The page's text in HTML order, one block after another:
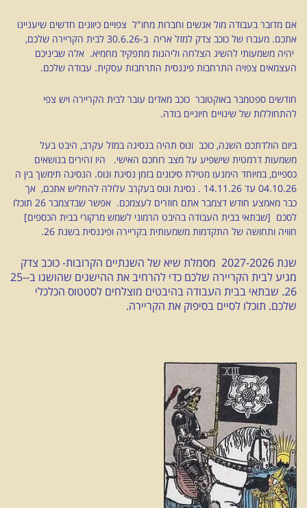
אם מדובר בעבודה מול אנשים וחברות מחו"ל צפויים כיוונים חדשים שיעניינו
אתכם. מעברו של כוכב צדק למזל אריה ב-30.6.26 לבית הקריירה שלכם,
יהיה משמעותי להשיג הצלחה וליהנות מתפקיד מחמיא. אלה שביניכם
העצמאים צפויה התרחבות פיננסית התרחבות עסקית. עבודה שלכם.
חודשים ספטמבר באוקטובר כוכב מאדים עובר לבית הקריירה ויש צפי
להתחוללות של שינויים חיוניים בודה.
ביום הולדתכם השנה, כוכב ונוס תהיה בנסיגה במזל עקרב, היבט בעל
משמעות דרמטית שישפיע על מצב רוחכם האישי. היו זהירים בנושאים
כספיים, במיוחד הימנעו מטילת סיכונים בזמן נסיגת ונוס. הנסיגה תימשך בין ה
04.10.26 עד 14.11.26 . נסיגת ונוס בעקרב עלולה להחליש אתכם, אך
כבר מאמצע חודש דצמבר אתם חוזרים לעצמכם. אפשר שבדצמבר 26 תוכלו
לסכם [שבתאי בבית העבודה בהיבט הרמוני לשמש מרקורי בבית הכספים]
חוויה ותחושה של התקדמות משמעותית בקריירה ופיננסית בשנת 26.
שנת 2027-2026 מסמלת שיא של השנתיים הקרובות- כוכב צדק
מגיע לבית הקריירה שלכם כדי להרחיב את ההישגים שהושגו ב-25-
26. שבתאי בבית העבודה בהיבטים מוצלחים לסטטוס הכלכלי
שלכם. תוכלו לסיים בסיפוק את הקריירה.